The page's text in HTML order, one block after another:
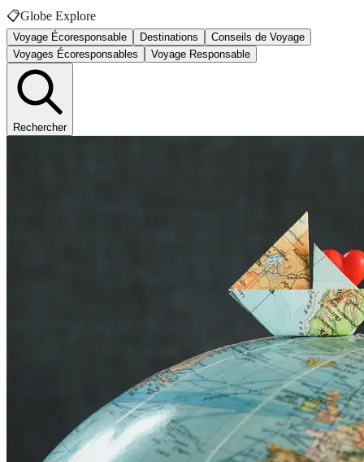
📋Globe Explore
Voyage Écoresponsable Destinations
Conseils de Voyage
Voyages Écoresponsables
Voyage Responsable
Rechercher